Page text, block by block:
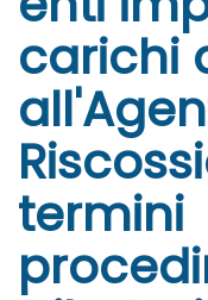
carichi
termini